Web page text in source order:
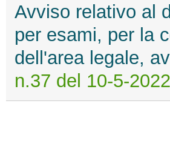
Avviso relativo al
per esami, per la
dell'area legale,
n.37 del 10-5-